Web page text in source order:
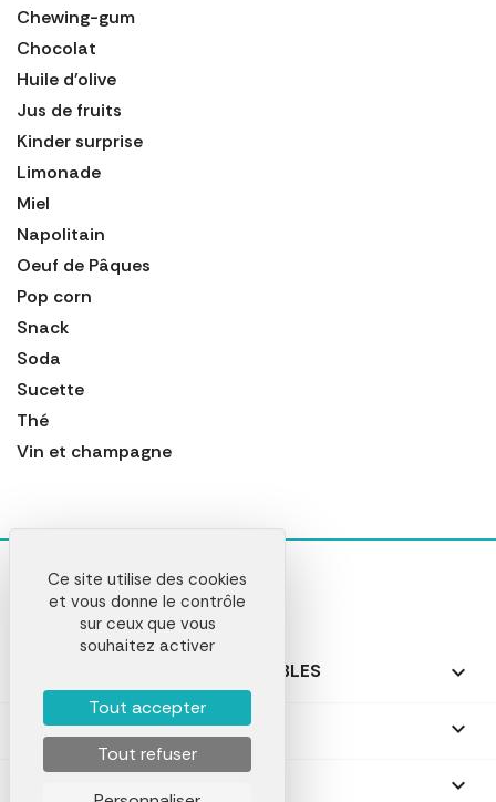
Chewing-gum
Chocolat
Huile d'olive
Jus de fruits
Kinder surprise
Limonade
Miel
Napolitain
Oeuf de Pâques
Pop corn
Snack
Soda
Sucette
Thé
Vin et champagne
NOS PRODUITS PERSONNALISABLES 
NOS CADEAUX PERSONNALISÉS 

Ce site utilise des cookies
et vous donne le contrôle
sur ceux que vous
souhaitez activer
Tout accepter
Tout refuser